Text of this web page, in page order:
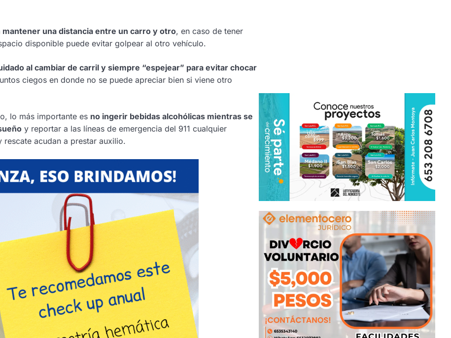
mantener una distancia entre un carro y otro, en caso de tener
disponible puede evitar golpear al otro vehículo.
al cambiar de carril y siempre “espejear” para evitar chocar
ciegos en donde no se puede apreciar bien si viene otro
lo más importante es no ingerir bebidas alcohólicas mientras se
y reportar a las líneas de emergencia del 911 cualquier
acudan a prestar auxilio.